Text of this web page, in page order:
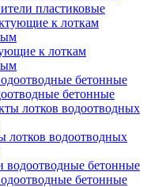
пластиковые
к лоткам
бетонные
лотков водоотводных
бетонные